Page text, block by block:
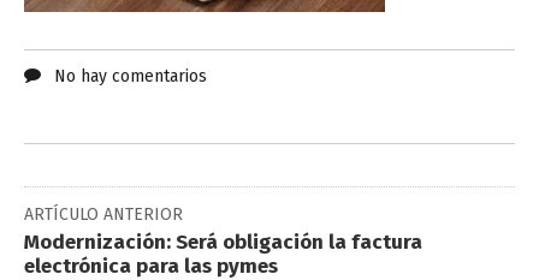
No hay comentarios
ARTÍCULO ANTERIOR
Modernización: Será obligación la factura
electrónica para las pymes